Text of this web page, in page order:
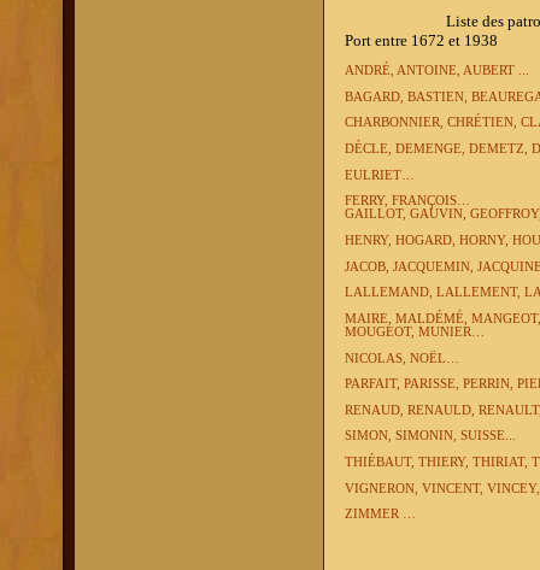
Liste des patronymes
Port entre 1672 et 1938
ANDRÉ, ANTOINE, AUBERT ...
BAGARD, BASTIEN,
CHARBONNIER, CHRÉTIEN,
DÈCLE, DEMENGE, DEMETZ,
EULRIET…
FERRY, FRANÇOIS…
GAILLOT, GAUVIN,
HENRY, HOGARD, HORNY,
JACOB, JACQUEMIN,
LALLEMAND, LALLEMENT,
MAIRE, MALDÉMÉ,
MOUGEOT, MUNIER…
NICOLAS, NOËL…
PARFAIT, PARISSE, PERRIN,
RENAUD, RENAULD,
SIMON, SIMONIN, SUISSE...
THIÉBAUT, THIERY, THIRIAT,
VIGNERON, VINCENT,
ZIMMER …